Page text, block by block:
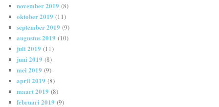
november 2019 (8)
oktober 2019 (11)
september 2019 (9)
augustus 2019 (10)
juli 2019 (11)
juni 2019 (8)
mei 2019 (9)
april 2019 (8)
maart 2019 (8)
februari 2019 (9)